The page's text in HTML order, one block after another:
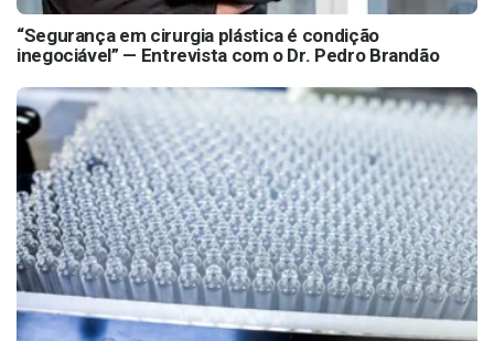
“Segurança em cirurgia plástica é condição
inegociável” — Entrevista com o Dr. Pedro Brandão